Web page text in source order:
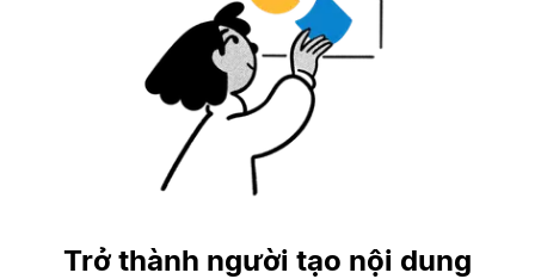
Trở thành người tạo nội dung